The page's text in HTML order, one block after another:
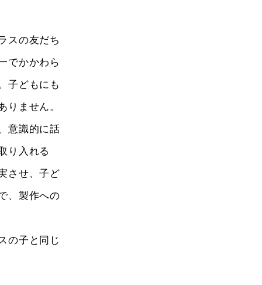
スの友だち
でかかわら
子どもにも
りません。
意識的に話
り入れる
させ、子ど
、製作への
の子と同じ